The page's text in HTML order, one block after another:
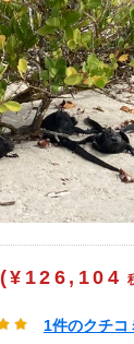
(¥126,104
1件のクチコ